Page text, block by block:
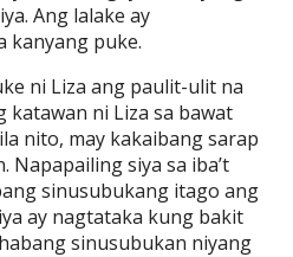
Ang lalake ay
kanyang puke.
ni Liza ang paulit-ulit na
katawan ni Liza sa bawat
nito, may kakaibang sarap
Napapailing siya sa iba’t
sinusubukang itago ang
ay nagtataka kung bakit
sinusubukan niyang